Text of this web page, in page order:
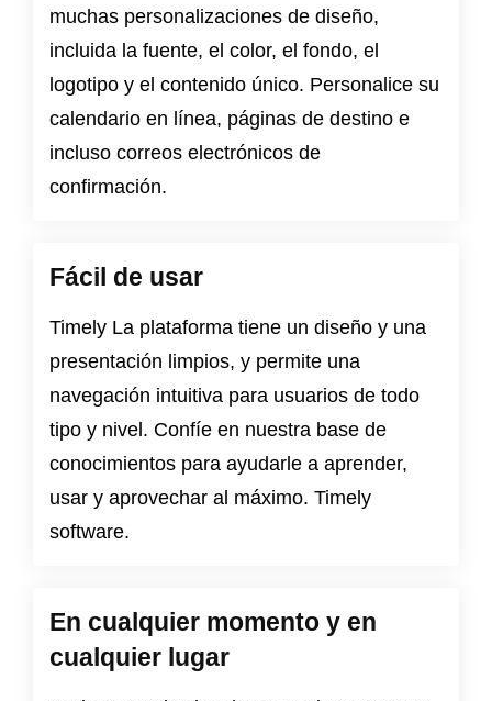
muchas personalizaciones de diseño,
incluida la fuente, el color, el fondo, el
logotipo y el contenido único. Personalice su
calendario en línea, páginas de destino e
incluso correos electrónicos de
confirmación.
Fácil de usar
Timely La plataforma tiene un diseño y una
presentación limpios, y permite una
navegación intuitiva para usuarios de todo
tipo y nivel. Confíe en nuestra base de
conocimientos para ayudarle a aprender,
usar y aprovechar al máximo. Timely
software.
En cualquier momento y en
cualquier lugar